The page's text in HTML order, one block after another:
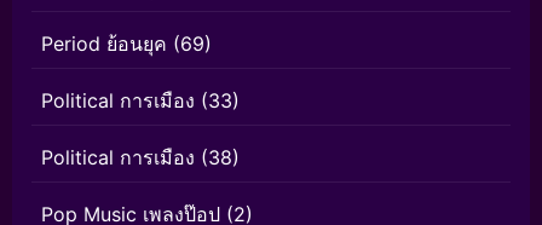
Period ย้อนยุค (69)
Political การเมือง (33)
Political การเมือง (38)
Pop Music เพลงป๊อป (2)